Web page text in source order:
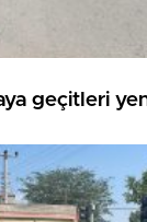
geçitleri